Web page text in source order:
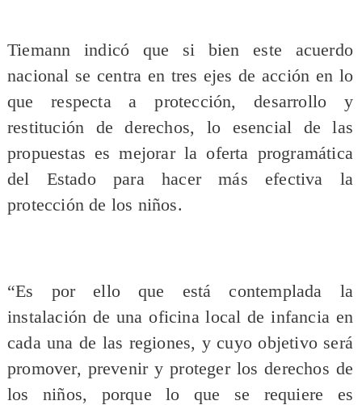
Tiemann indicó que si bien este acuerdo
nacional se centra en tres ejes de acción en lo
que respecta a protección, desarrollo y
restitución de derechos, lo esencial de las
propuestas es mejorar la oferta programática
del Estado para hacer más efectiva la
protección de los niños.
“Es por ello que está contemplada la
instalación de una oficina local de infancia en
cada una de las regiones, y cuyo objetivo será
promover, prevenir y proteger los derechos de
los niños, porque lo que se requiere es